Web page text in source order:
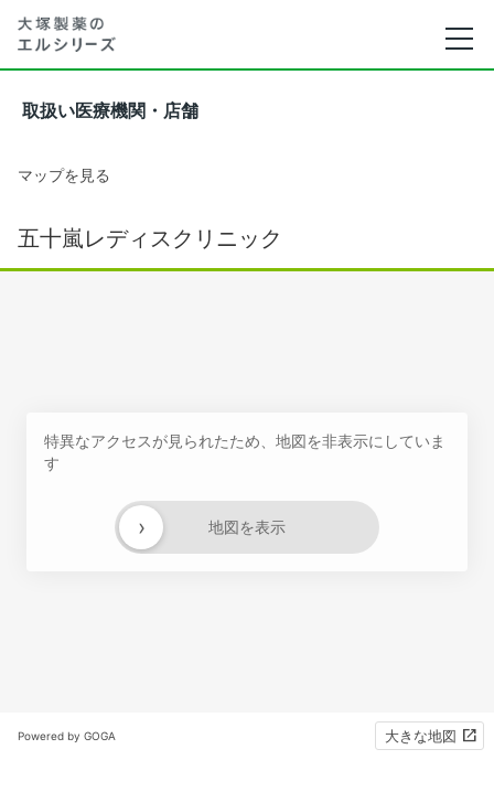
取扱い医療機関・店舗
マップを見る
五十嵐レディスクリニック
特異なアクセスが見られたため、地図を非表示にしていま
す
地図を表示
›
Powered by GOGA 大きな地図